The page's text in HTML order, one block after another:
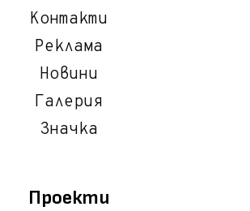
Контакти
Реклама
Новини
Галерия
Значка
Проекти